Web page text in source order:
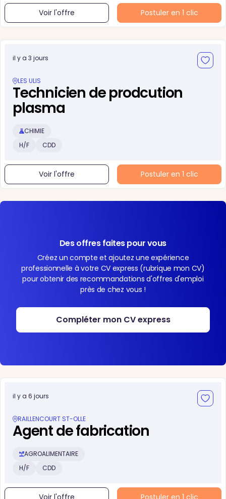
Voir l'offre Postuler en 1 clic
il y a 3 jours
LES ULIS
Technicien de prodcution
plasma
CHIMIE
H/F
CDD
Voir l'offre Postuler en 1 clic
Des offres faites pour vous
Créez un compte et ajoutez une expérience
professionnelle à votre CV express (rubrique mon CV)
pour obtenir des recommandations d'offres d'emploi
près de chez vous !
Compléter mon CV express
il y a 6 jours
RAILLENCOURT ST-OLLE
Agent de fabrication
AGROALIMENTAIRE
H/F
CDD
Voir l'offre Postuler en 1 clic